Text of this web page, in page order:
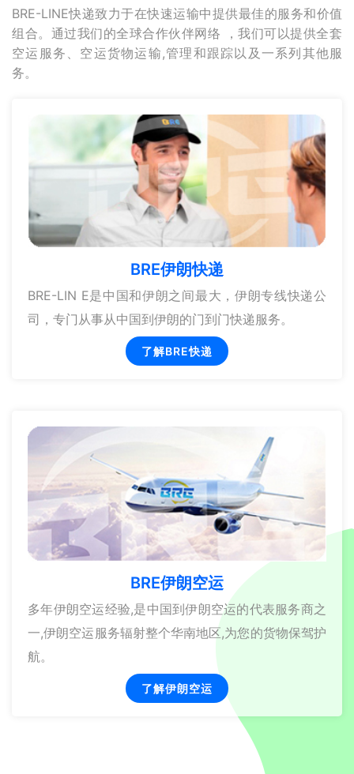
BRE-LINE快递致力于在快速运输中提供最佳的服务和价值
组合。通过我们的全球合作伙伴网络 ，我们可以提供全套
空运服务、空运货物运输,管理和跟踪以及一系列其他服
务。
BRE伊朗快递
BRE-LIN E是中国和伊朗之间最大，伊朗专线快递公
司，专门从事从中国到伊朗的门到门快递服务。
了解BRE快递
BRE伊朗空运
多年伊朗空运经验,是中国到伊朗空运的代表服务商之
一,伊朗空运服务辐射整个华南地区,为您的货物保驾护
航。
了解伊朗空运